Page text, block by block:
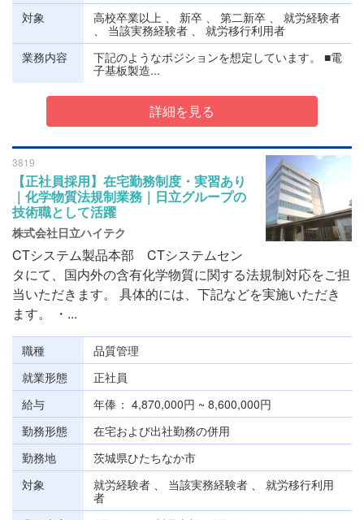
対象
高校卒業以上 、 新卒 、 第二新卒 、 就労経験者
、 当該実務経験者 、 就労移行利用者
業務内容
下記のようなポジションを想定しています。 ■電
子基板製造...
詳細を見る
3819
【正社員採用】在宅勤務制度・実習あり
｜化学物質法規制業務｜日立グループの
技術職として活躍
株式会社日立ハイテク
CTシステム製品本部 CTシステムセン
タにて、国内外の含有化学物質に関する法規制対応をご担
当いただきます。 具体的には、下記などを実施いただき
ます。 ・...
職種
品質管理
就業形態
正社員
給与
年俸
4,870,000円 ~ 8,600,000円
勤務形態
在宅および出社勤務の併用
勤務地
茨城県ひたちなか市
対象
就労経験者 、 当該実務経験者 、 就労移行利用
者